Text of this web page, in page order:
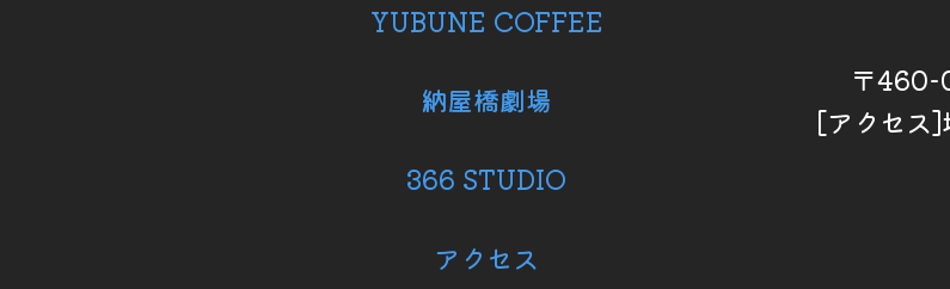
YUBUNE COFFEE
納屋橋劇場
366 STUDIO
アクセス
〒460-
[アクセス]